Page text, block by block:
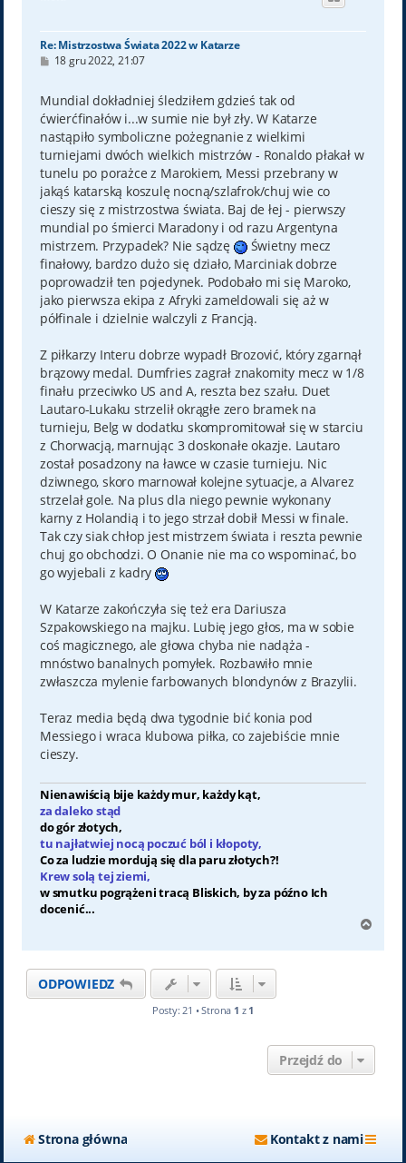
Re: Mistrzostwa Świata 2022 w Katarze
P
t
18 gru 2022, 21:07
Mundial dokładniej śledziłem gdzieś tak od
ćwierćfinałów i...w sumie nie był zły. W Katarze
nastąpiło symboliczne pożegnanie z wielkimi
turniejami dwóch wielkich mistrzów - Ronaldo płakał w
tunelu po porażce z Marokiem, Messi przebrany w
jakąś katarską koszulę nocną/szlafrok/chuj wie co
cieszy się z mistrzostwa świata. Baj de łej - pierwszy
mundial po śmierci Maradony i od razu Argentyna
mistrzem. Przypadek? Nie sądzę
Świetny mecz
finałowy, bardzo dużo się działo, Marciniak dobrze
poprowadził ten pojedynek. Podobało mi się Maroko,
jako pierwsza ekipa z Afryki zameldowali się aż w
półfinale i dzielnie walczyli z Francją.
Z piłkarzy Interu dobrze wypadł Brozović, który zgarnął
brązowy medal. Dumfries zagrał znakomity mecz w 1/8
finału przeciwko US and A, reszta bez szału. Duet
Lautaro-Lukaku strzelił okrągłe zero bramek na
turnieju, Belg w dodatku skompromitował się w starciu
z Chorwacją, marnując 3 doskonałe okazje. Lautaro
został posadzony na ławce w czasie turnieju. Nic
dziwnego, skoro marnował kolejne sytuacje, a Alvarez
strzelał gole. Na plus dla niego pewnie wykonany
karny z Holandią i to jego strzał dobił Messi w finale.
Tak czy siak chłop jest mistrzem świata i reszta pewnie
chuj go obchodzi. O Onanie nie ma co wspominać, bo
go wyjebali z kadry
W Katarze zakończyła się też era Dariusza
Szpakowskiego na majku. Lubię jego głos, ma w sobie
coś magicznego, ale głowa chyba nie nadąża -
mnóstwo banalnych pomyłek. Rozbawiło mnie
zwłaszcza mylenie farbowanych blondynów z Brazylii.
Teraz media będą dwa tygodnie bić konia pod
Messiego i wraca klubowa piłka, co zajebiście mnie
cieszy.
Nienawiścią bije każdy mur, każdy kąt,
za daleko stąd
do gór złotych,
tu najłatwiej nocą poczuć ból i kłopoty,
Co za ludzie mordują się dla paru złotych?!
Krew solą tej ziemi,
w smutku pogrążeni tracą Bliskich, by za późno Ich
docenić...
g
ODPOWIEDZ
Posty: 21 • Strona 1 z 1
Przejdź do
Strona główna Kontakt z nami